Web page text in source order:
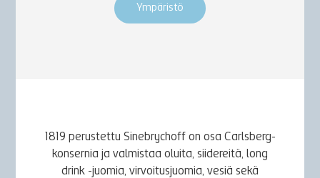
Ympäristö
1819 perustettu Sinebrychoff on osa Carlsberg-
konsernia ja valmistaa oluita, siidereitä, long
drink -juomia, virvoitusjuomia, vesiä sekä